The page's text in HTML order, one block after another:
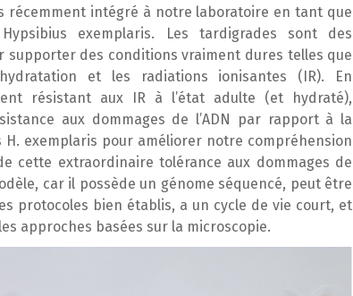
récemment intégré à notre laboratoire en tant que
Hypsibius exemplaris. Les tardigrades sont des
supporter des conditions vraiment dures telles que
et les radiations ionisantes (IR). En
résistant aux IR à l’état adulte (et hydraté),
aux dommages de l’ADN par rapport à la
H. exemplaris pour améliorer notre compréhension
cette extraordinaire tolérance aux dommages de
car il possède un génome séquencé, peut être
protocoles bien établis, a un cycle de vie court, et
approches basées sur la microscopie.